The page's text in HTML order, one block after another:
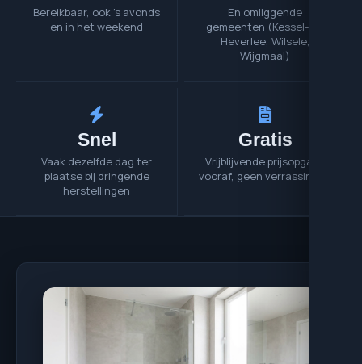
Bereikbaar, ook 's avonds
en in het weekend
En omliggende
gemeenten (Kessel-Lo,
Heverlee, Wilsele,
Wijgmaal)
Snel
Vaak dezelfde dag ter
plaatse bij dringende
herstellingen
Gratis
Vrijblijvende prijsopgave
vooraf, geen verrassingen